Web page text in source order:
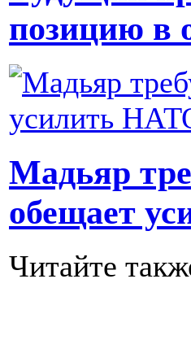
позицию в
Мадьяр
обещает
Читайте